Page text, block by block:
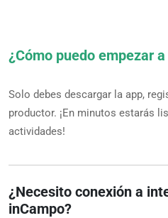
¿Cómo puedo empezar
Solo debes descargar la app,
productor. ¡En minutos estarás
actividades!
¿Necesito conexión a
inCampo?